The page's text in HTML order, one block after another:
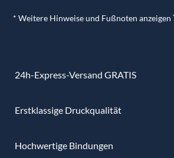
* Weitere Hinweise und Fußnoten anzeigen
24h-Express-Versand GRATIS
Erstklassige Druckqualität
Hochwertige Bindungen